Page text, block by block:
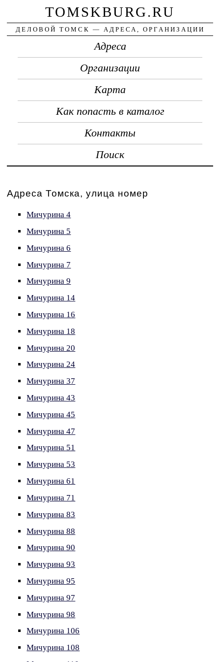
TOMSKBURG.RU
ДЕЛОВОЙ ТОМСК — АДРЕСА, ОРГАНИЗАЦИИ
Адреса
Организации
Карта
Как попасть в каталог
Контакты
Поиск
Адреса Томска, улица номер
Мичурина 4
Мичурина 5
Мичурина 6
Мичурина 7
Мичурина 9
Мичурина 14
Мичурина 16
Мичурина 18
Мичурина 20
Мичурина 24
Мичурина 37
Мичурина 43
Мичурина 45
Мичурина 47
Мичурина 51
Мичурина 53
Мичурина 61
Мичурина 71
Мичурина 83
Мичурина 88
Мичурина 90
Мичурина 93
Мичурина 95
Мичурина 97
Мичурина 98
Мичурина 106
Мичурина 108